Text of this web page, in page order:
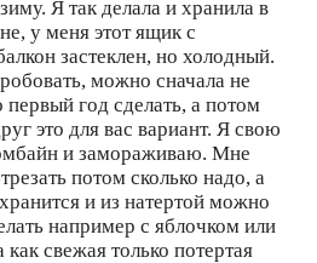
Я так делала и хранила в
у меня этот ящик с
застеклен, но холодный.
можно сначала не
год сделать, а потом
это для вас вариант. Я свою
и замораживаю. Мне
потом сколько надо, а
и из натертой можно
например с яблочком или
свежая только потертая